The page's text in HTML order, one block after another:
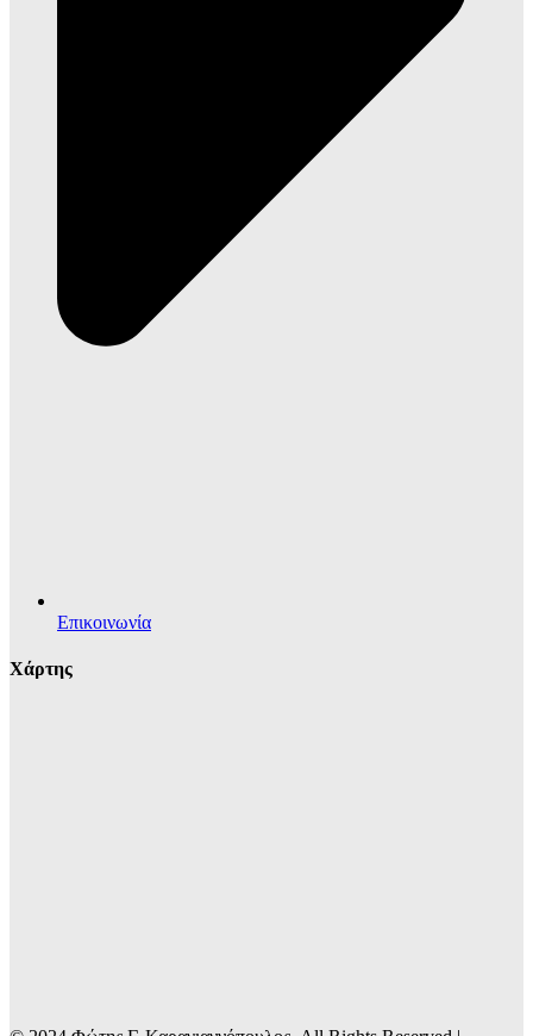
Επικοινωνία
Χάρτης